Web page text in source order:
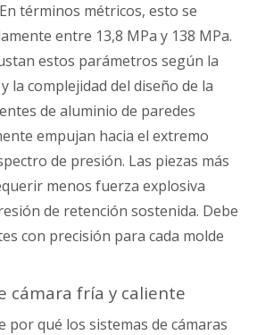
términos métricos, esto se
entre 13,8 MPa y 138 MPa.
estos parámetros según la
la complejidad del diseño de la
de aluminio de paredes
empujan hacia el extremo
de presión. Las piezas más
menos fuerza explosiva
de retención sostenida. Debe
con precisión para cada molde
cámara fría y caliente
por qué los sistemas de cámaras